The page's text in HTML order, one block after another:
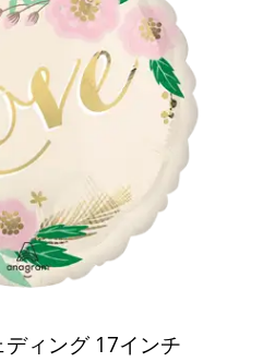
ィング 17インチ